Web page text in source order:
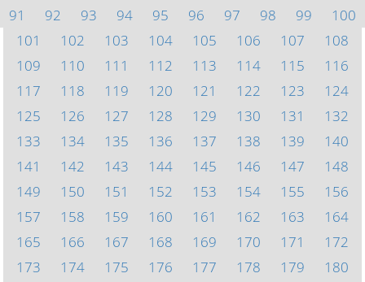
91
92 93 94 95 96 97 98 99
100
101
102 103 104 105 106 107
108
109
110 111 112 113 114 115
116
117
118 119 120 121 122 123
124
125
126 127 128 129 130 131
132
133
134 135 136 137 138 139
140
141
142 143 144 145 146 147
148
149
150 151 152 153 154 155
156
157
158 159 160 161 162 163
164
165
166 167 168 169 170 171
172
173
174 175 176 177 178 179
180